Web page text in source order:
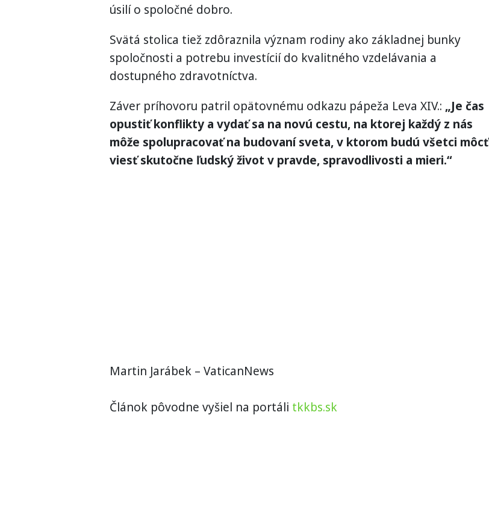
úsilí o spoločné dobro.
Svätá stolica tiež zdôraznila význam rodiny ako základnej bunky
spoločnosti a potrebu investícií do kvalitného vzdelávania a
dostupného zdravotníctva.
Záver príhovoru patril opätovnému odkazu pápeža Leva XIV.: „Je čas
opustiť konflikty a vydať sa na novú cestu, na ktorej každý z nás
môže spolupracovať na budovaní sveta, v ktorom budú všetci môcť
viesť skutočne ľudský život v pravde, spravodlivosti a mieri.“
Martin Jarábek – VaticanNews
Článok pôvodne vyšiel na portáli tkkbs.sk